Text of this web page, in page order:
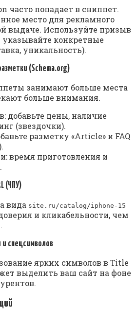
часто попадает в сниппет.
место для рекламного
выдаче. Используйте призыв
указывайте конкретные
уникальность).
(Schema.org)
занимают больше места
больше внимания.
добавьте цены, наличие
(звездочки).
разметку «Article» и FAQ
время приготовления и
(ЧПУ)
вида site.ru/catalog/iphone-15
и кликабельности, чем
.
и спецсимволов
ярких символов в Title
выделить ваш сайт на фоне